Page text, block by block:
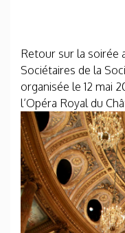
Retour sur la soirée
Sociétaires de la
organisée le 12 mai
l’Opéra Royal du